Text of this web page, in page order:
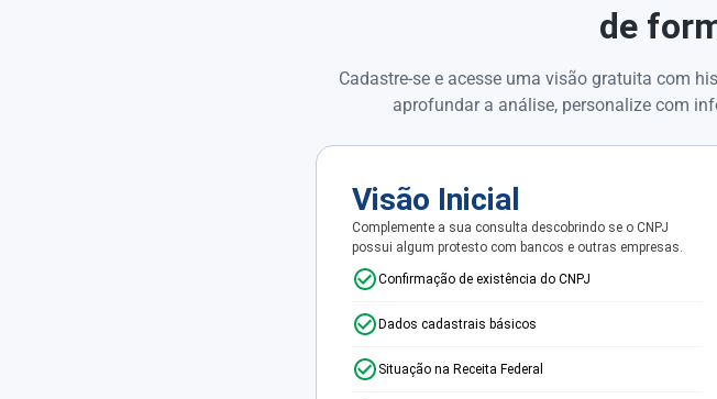
de
Cadastre-se e acesse uma visão gratuita com
aprofundar a análise, personalize com
Visão Inicial
Complemente a sua consulta descobrindo se o CNPJ
possui algum protesto com bancos e outras empresas.
Confirmação de existência do CNPJ
Dados cadastrais básicos
Situação na Receita Federal